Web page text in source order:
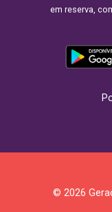
em reserva,
© 2026